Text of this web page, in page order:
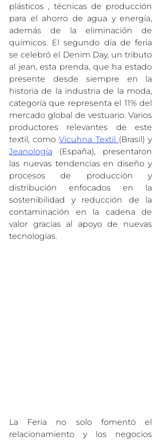
plásticos , técnicas de producción
para el ahorro de agua y energía,
además de la eliminación de
químicos. El segundo día de feria
se celebró el Denim Day, un tributo
al jean, esta prenda, que ha estado
presente desde siempre en la
historia de la industria de la moda,
categoría que representa el 11% del
mercado global de vestuario. Varios
productores relevantes de este
textil, como Vicuhna Textil
(Brasil) y
Jeanología (España), presentaron
las nuevas tendencias en diseño y
procesos de producción y
distribución enfocados en la
sostenibilidad y reducción de la
contaminación en la cadena de
valor gracias al apoyo de nuevas
tecnologías.
La Feria no solo fomentó el
relacionamiento y los negocios